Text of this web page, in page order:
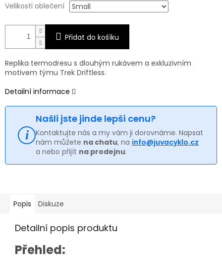
Velikosti oblečení
Přidat do košíku
Replika termodresu s dlouhým rukávem a exkluzivním
motivem týmu Trek Driftless.
Detailní informace
Našli jste jinde lepší cenu?
Kontaktujte nás a my vám ji dorovnáme. Napsat
nám můžete na chatu, na info@juvacyklo.cz
a nebo přijít na prodejnu.
Popis Diskuze
Detailní popis produktu
Přehled: